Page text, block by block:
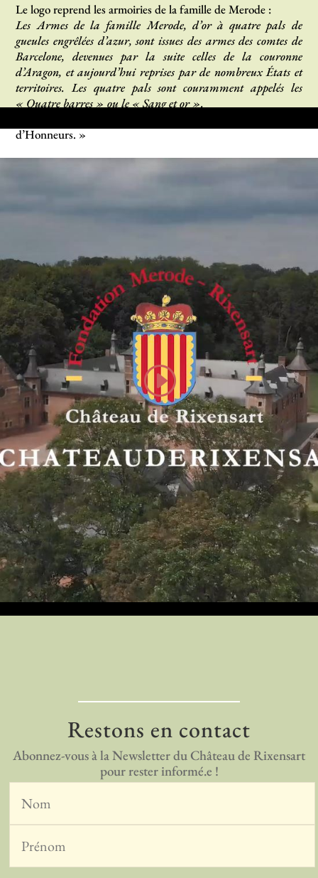
Le logo reprend les armoiries de la famille de Merode :
Les Armes de la famille Merode, d’or à quatre pals de
gueules engrêlées d’azur, sont issues des armes des comtes de
Barcelone, devenues par la suite celles de la couronne
d’Aragon, et aujourd’hui reprises par de nombreux États et
territoires. Les quatre pals sont couramment appelés les
« Quatre barres » ou le « Sang et or ».
d’Honneurs. »
Restons en contact
Abonnez-vous à la Newsletter du Château de Rixensart
pour rester informé.e !